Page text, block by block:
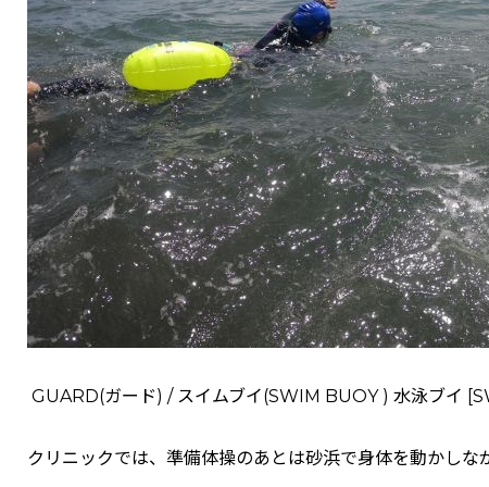
GUARD(ガード) / スイムブイ(SWIM BUOY ) 水泳ブイ
クリニックでは、準備体操のあとは砂浜で身体を動かし